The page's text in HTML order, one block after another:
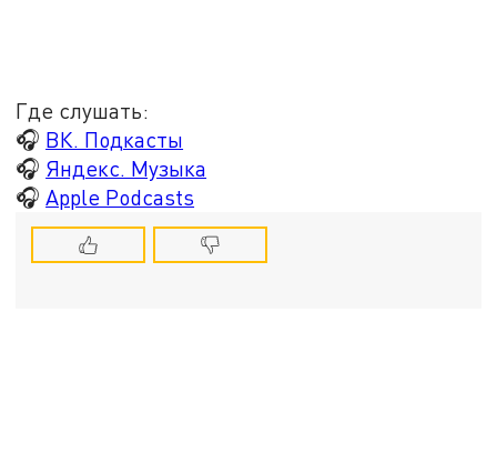
Где слушать:
🎧 ВК. Подкасты
🎧 Яндекс. Музыка
🎧Apple Podcasts